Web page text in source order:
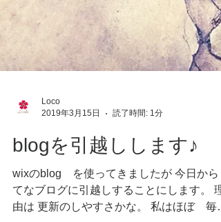
2019年3月15日
読了時間: 1分
blogを引越しします♪
wixのblog を使ってきましたが 今日から
てなブログに引越しすることにします。 理